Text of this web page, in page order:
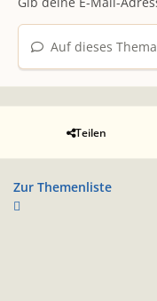
Auf dieses
Teilen
Zur Themenliste